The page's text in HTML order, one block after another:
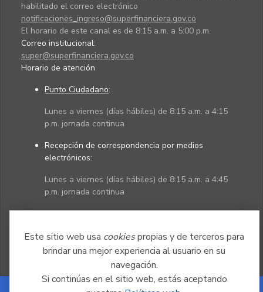
Este sitio web usa cookiespropias y de terceros para
brindar una mejor experiencia al usuario en su
navegación.
Si continúas en el sitio web, estás aceptando
habilitado el correo electrónico
notificaciones_ingreso@superfinanciera.gov.co
El horario de este canal es de 8:15 a.m. a 5:00 p.m.
Correo institucional:
super@superfinanciera.gov.co
Horario de atención
Punto Ciudadano:
Lunes a viernes (días hábiles) de 8:15 a.m. a 4:15
p.m. jornada continua
Recepción de correspondencia por medios
electrónicos:
Lunes a viernes (días hábiles) de 8:15 a.m. a 4:45
p.m. jornada continua